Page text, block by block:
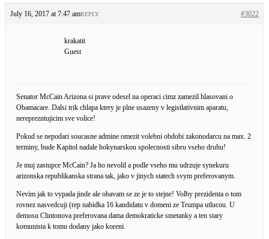
July 16, 2017 at 7:47 am #3022
REPLY
krakatit
Guest
Senator McCain Arizona si prave odesel na operaci cimz zamezil hlasovani o
Obamacare. Dalsi trik chlapa ktery je plne usazeny v legistlativnim aparatu,
nereprezntujicim sve volice!
Pokud se nepodari soucasne admine omezit volebni obdobi zakonodarcu na max. 2
terminy, bude Kapitol nadale hokynarskou spolecnosti sibru vseho druhu!
Je muj zastupce McCain? Ja ho nevolil a podle vseho mu udrzuje synekuru
arizonska republikanska strana tak, jako v jinych statech svym preferovanym.
Nevim jak to vypada jinde ale obavam se ze je to stejne! Volby prezidenta o tom
rovnez nasvedcuji (rep nabidka 16 kandidatu v domeni ze Trumpa utlucou. U
demosu Clintonova preferovana dama demokraticke smetanky a ten stary
komunista k tomu dodany jako koreni.